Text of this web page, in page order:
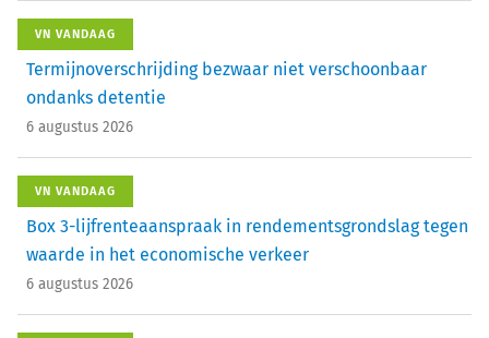
VN VANDAAG
Termijnoverschrijding bezwaar niet verschoonbaar
ondanks detentie
6 augustus 2026
VN VANDAAG
Box 3-lijfrenteaanspraak in rendementsgrondslag tegen
waarde in het economische verkeer
6 augustus 2026